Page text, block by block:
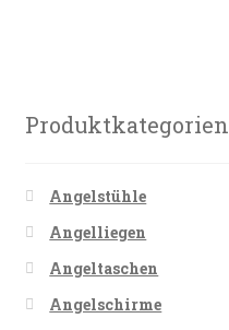
Produktkategorien
Angelstühle
Angelliegen
Angeltaschen
Angelschirme